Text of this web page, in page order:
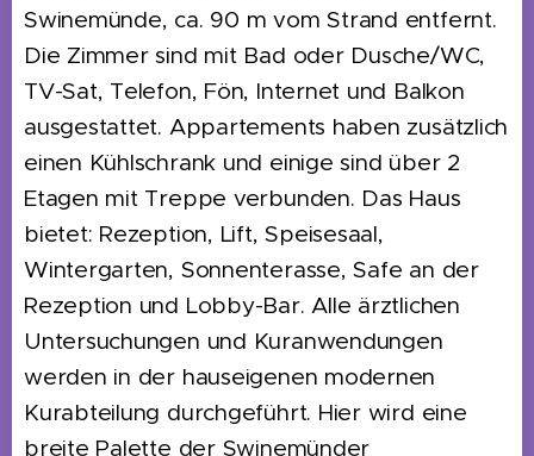
Swinemünde, ca. 90 m vom Strand entfernt.
Die Zimmer sind mit Bad oder Dusche/WC,
TV-Sat, Telefon, Fön, Internet und Balkon
ausgestattet. Appartements haben zusätzlich
einen Kühlschrank und einige sind über 2
Etagen mit Treppe verbunden. Das Haus
bietet: Rezeption, Lift, Speisesaal,
Wintergarten, Sonnenterasse, Safe an der
Rezeption und Lobby-Bar. Alle ärztlichen
Untersuchungen und Kuranwendungen
werden in der hauseigenen modernen
Kurabteilung durchgeführt. Hier wird eine
breite Palette der Swinemünder